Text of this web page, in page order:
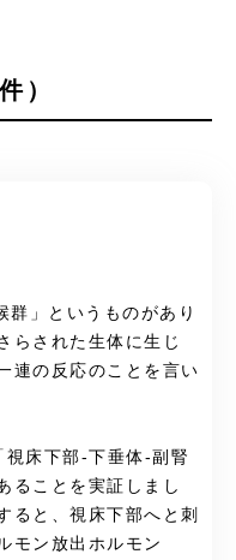
）
」というものがあり
らされた生体に生じ
連の反応のことを言い
床下部-下垂体-副腎
ることを実証しまし
ると、視床下部へと刺
モン放出ホルモン